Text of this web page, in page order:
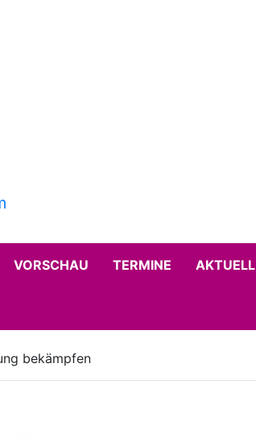
VORSCHAU TERMINE AKTUELL
bekämpfen